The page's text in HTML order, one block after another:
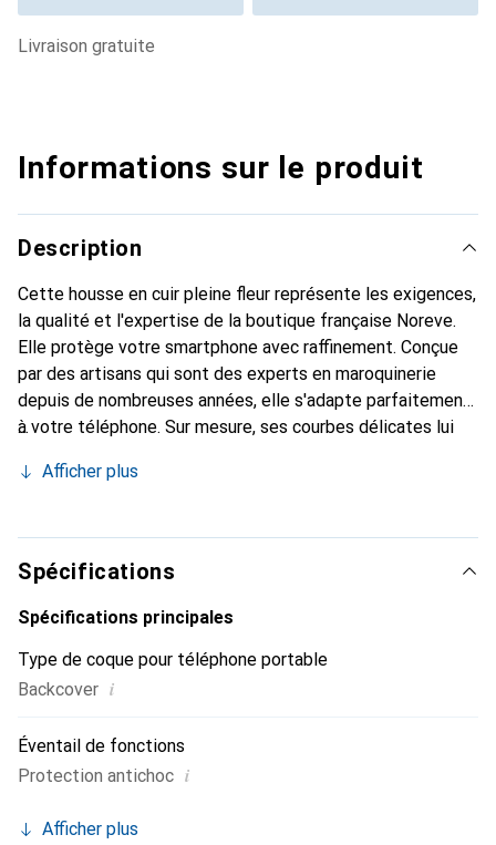
livraison gratuite
Informations sur le produit
Description
Cette housse en cuir pleine fleur représente les exigences,
la qualité et l'expertise de la boutique française Noreve.
Elle protège votre smartphone avec raffinement. Conçue
par des artisans qui sont des experts en maroquinerie
depuis de nombreuses années, elle s'adapte parfaitement
à votre téléphone. Sur mesure, ses courbes délicates lui
accessoire chic et essentiel de votre smartphone.
haute qualité, la marque Noreve est un choix sûr pour une
clientèle exigeante.
Afficher plus
Spécifications
Spécifications principales
Type de coque pour téléphone portable
Backcover i
Éventail de fonctions
Protection antichoc i
Afficher plus